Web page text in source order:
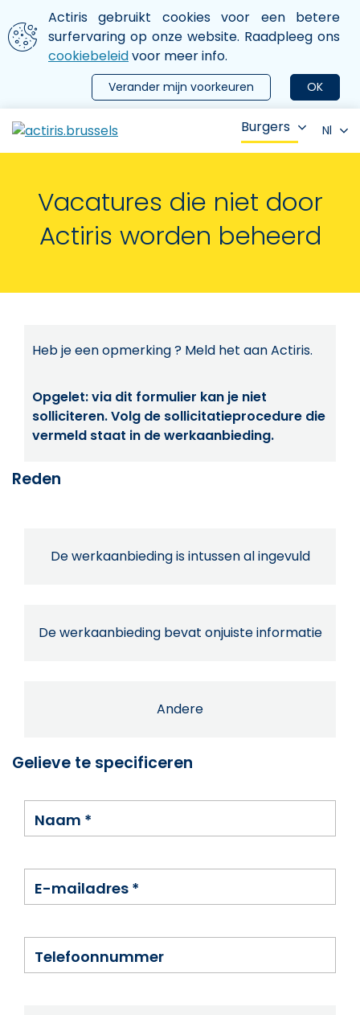
Aller au contenu principal
We gebruiken cookies
Actiris gebruikt cookies voor een betere
surfervaring op onze website. Raadpleeg ons
cookiebeleidvoor meer info.
OK
Verander mijn voorkeuren
le menu
Burgers Nl
Vacatures die niet door
Actiris worden beheerd
Heb je een opmerking ? Meld het aan Actiris.
Opgelet: via dit formulier kan je niet
solliciteren. Volg de sollicitatieprocedure die
vermeld staat in de werkaanbieding.
Reden
De werkaanbieding is intussen al ingevuld
De werkaanbieding bevat onjuiste informatie
Andere
Gelieve te specificeren
Naam *
E-mailadres *
Telefoonnummer